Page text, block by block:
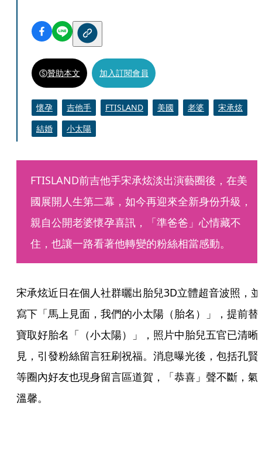
贊助本文 加入訂閱會員
懷孕 吉他手 FTISLAND 美國 老婆
宋承炫
結婚
小太陽
FTISLAND前吉他手宋承炫淡出演藝圈後，在美
國展開人生第二幕，如今再迎來全新身份升級，
親自公開老婆懷孕喜訊，「準爸爸」心情藏不
住，也讓一路看著他轉變的粉絲相當感動。
宋承炫近日在個人社群曬出胎兒3D立體超音波照，並
寫下「馬上見面，我們的小太陽（胎名）」，提前替
寶取好胎名「（小太陽）」，照片中胎兒五官已清晰
見，引發粉絲留言狂刷祝福。消息曝光後，包括孔賢
等圈內好友也現身留言區道賀，「恭喜」聲不斷，氣
溫馨。